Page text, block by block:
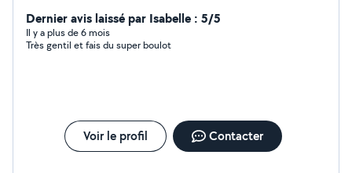
Dernier avis laissé par Isabelle : 5/5
Il y a plus de 6 mois
Très gentil et fais du super boulot
Voir le profil Contacter